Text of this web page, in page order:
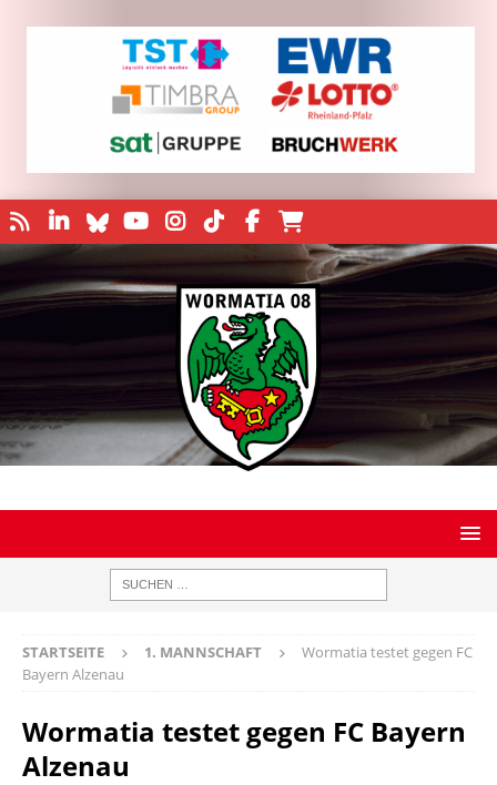
STARTSEITE 1. MANNSCHAFT
Wormatia testet gegen FC
Bayern Alzenau
Wormatia testet gegen FC Bayern
Alzenau